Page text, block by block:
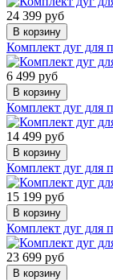
24 399 руб
В корзину
Комплект дуг для
6 499 руб
В корзину
Комплект дуг для
14 499 руб
В корзину
Комплект дуг для
15 199 руб
В корзину
Комплект дуг для
23 699 руб
В корзину